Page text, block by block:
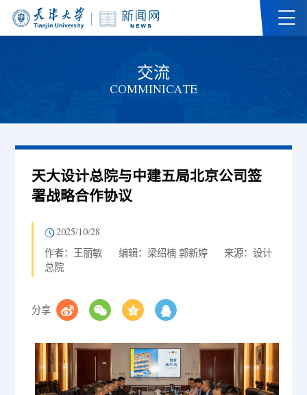
交流
COMMINICATE
天大设计总院与中建五局北京公司签
署战略合作协议
2025/10/28
作者：王丽敏 编辑：梁绍楠 郭新婷
来源：设计
总院
分享